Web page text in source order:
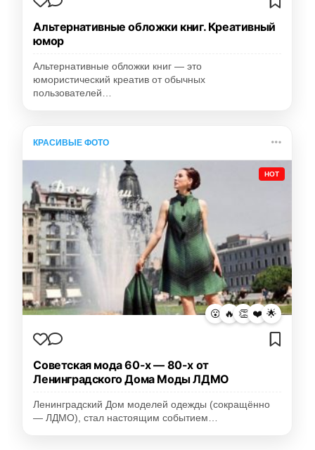
Альтернативные обложки книг. Креативный
юмор
Альтернативные обложки книг — это
юмористический креатив от обычных
пользователей…
КРАСИВЫЕ ФОТО
HOT
😮 🔥 👏 ❤️ 🌟
Советская мода 60-х — 80-х от
Ленинградского Дома Моды ЛДМО
Ленинградский Дом моделей одежды (сокращённо
— ЛДМО), стал настоящим событием…